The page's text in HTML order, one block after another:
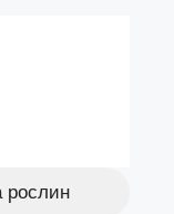
рослин